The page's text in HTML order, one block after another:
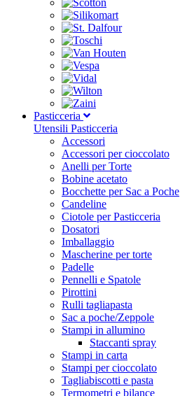
Pasticceria
Utensili Pasticceria
Accessori
Accessori per cioccolato
Anelli per Torte
Bobine acetato
Bocchette per Sac a Poche
Candeline
Ciotole per Pasticceria
Dosatori
Imballaggio
Mascherine per torte
Padelle
Pennelli e Spatole
Pirottini
Rulli tagliapasta
Sac a poche/Zeppole
Stampi in allumino
Staccanti spray
Stampi in carta
Stampi per cioccolato
Tagliabiscotti e pasta
Termometri e bilance